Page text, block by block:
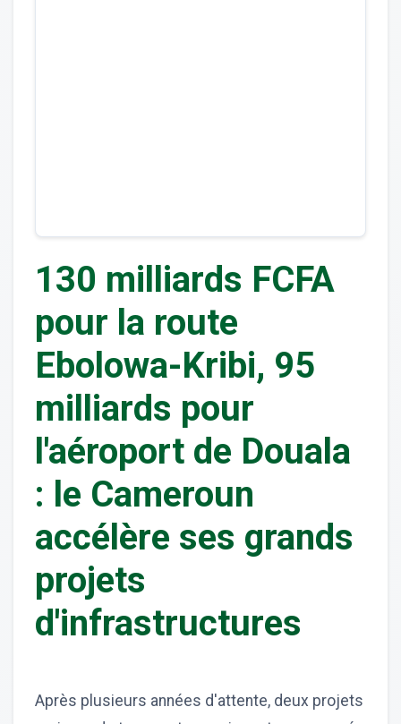
130 milliards FCFA
pour la route
Ebolowa-Kribi, 95
milliards pour
l'aéroport de Douala
: le Cameroun
accélère ses grands
projets
d'infrastructures
Après plusieurs années d'attente, deux projets